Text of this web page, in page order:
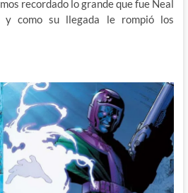
recordado lo grande que fue Neal
y como su llegada le rompió los